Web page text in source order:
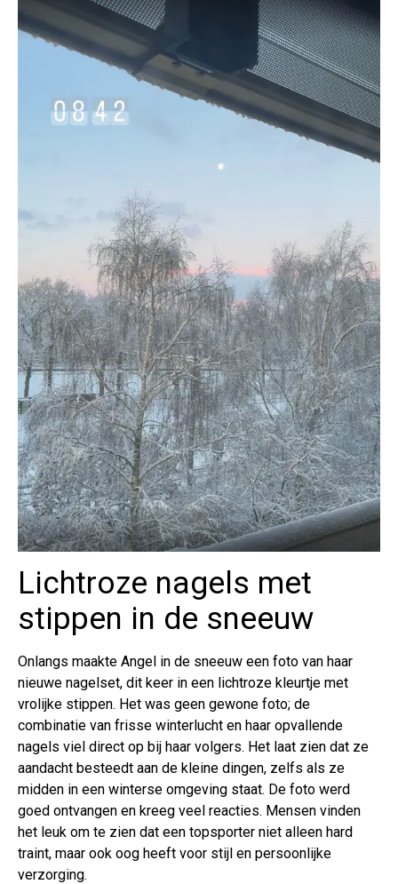
Lichtroze nagels met
stippen in de sneeuw
Onlangs maakte Angel in de sneeuw een foto van haar
nieuwe nagelset, dit keer in een lichtroze kleurtje met
vrolijke stippen. Het was geen gewone foto; de
combinatie van frisse winterlucht en haar opvallende
nagels viel direct op bij haar volgers. Het laat zien dat ze
aandacht besteedt aan de kleine dingen, zelfs als ze
midden in een winterse omgeving staat. De foto werd
goed ontvangen en kreeg veel reacties. Mensen vinden
het leuk om te zien dat een topsporter niet alleen hard
traint, maar ook oog heeft voor stijl en persoonlijke
verzorging.